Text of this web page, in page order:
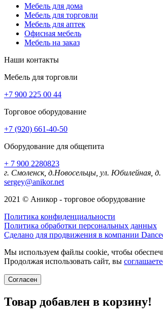
Мебель для дома
Мебель для торговли
Мебель для аптек
Офисная мебель
Мебель на заказ
Наши контакты
Мебель для торговли
+7 900 225 00 44
Торговое оборудование
+7 (920) 661-40-50
Оборудование для общепита
+ 7 900 2280823
г. Смоленск, д.Новосельцы, ул. Юбилейная,
sergey@anikor.net
2021 © Аникор - торговое оборудование
Политика конфиденциальности
Политика обработки персональных данных
Сделано для продвижения в компании
Мы используем файлы cookie, чтобы
Продолжая использовать сайт, вы
Согласен
Товар добавлен в корзину!